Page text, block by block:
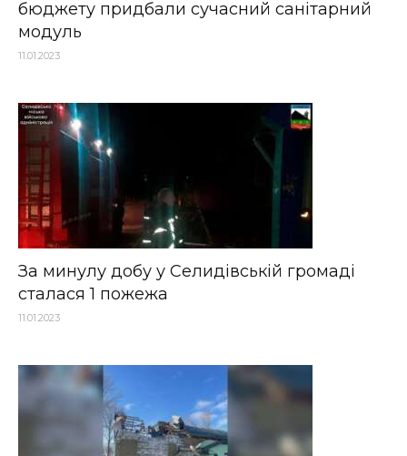
бюджету придбали сучасний санітарний
модуль
11.01.2023
За минулу добу у Селидівській громаді
сталася 1 пожежа
11.01.2023